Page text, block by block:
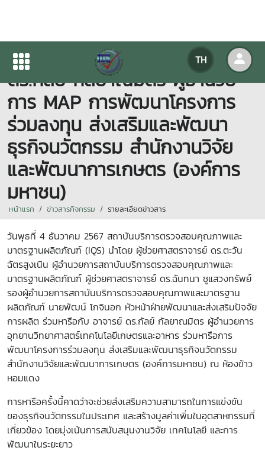
TH
IQS ร่วมหารือกับอาจารย์
ดร.กัลย์ กัลยาณมิตร ผู้อำนวย
การ MAP การพัฒนาโครงการ
ร่วมลงทุน ส่งเสริมและพัฒนา
ธุรกิจนวัตกรรม สำนักงานวิจัย
และพัฒนาการเกษตร (องค์การ
มหาชน)
หน้าแรก ข่าวสารกิจกรรม รายละเอียดข่าวสาร
วันพุธที่ 4 ธันวาคม 2567 สถาบันบริการตรวจสอบคุณภาพและ
มาตรฐานผลิตภัณฑ์ (IQS) นำโดย ผู้ช่วยศาสตราจารย์ ดร.ตะวัน
ฉัตรสูงเนิน ผู้อำนวยการสถาบันบริการตรวจสอบคุณภาพและ
มาตรฐานผลิตภัณฑ์ ผู้ช่วยศาสตราจารย์ ดร.ฉันทนา ซูแสวงทรัพย์
รองผู้อำนวยการสถาบันบริการตรวจสอบคุณภาพและมาตรฐาน
ผลิตภัณฑ์ นายพัฒน์ โกจินอก หัวหน้าฝ่ายพัฒนาและส่งเสริมปัจจัย
การผลิต ร่วมหารือกับ อาจารย์ ดร.กัลย์ กัลยาณมิตร ผู้อำนวยการ
อุทยานวิทยาศาสตร์เทคโนโลยีเกษตรและอาหาร ร่วมหารือการ
พัฒนาโครงการร่วมลงทุน ส่งเสริมและพัฒนาธุรกิจนวัตกรรม
สำนักงานวิจัยและพัฒนาการเกษตร (องค์การมหาชน) ณ ห้องข้าว
หอมแดง
การหารือครั้งนี้คาดว่าจะช่วยส่งเสริมความสามารถในการแข่งขัน
ของธุรกิจนวัตกรรมในประเทศ และสร้างมูลค่าเพิ่มในอุตสาหกรรมที่
เกี่ยวข้อง โดยมุ่งเน้นการสนับสนุนงานวิจัย เทคโนโลยี และการ
พัฒนาในระยะยาว